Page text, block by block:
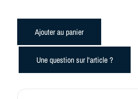
Ajouter au panier
Une question sur l'article ?